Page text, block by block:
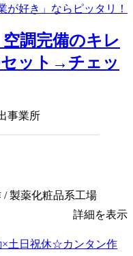
調完備のキレ
ット→チェッ
事業所
/ 製薬化粧品系工場
詳細を表示